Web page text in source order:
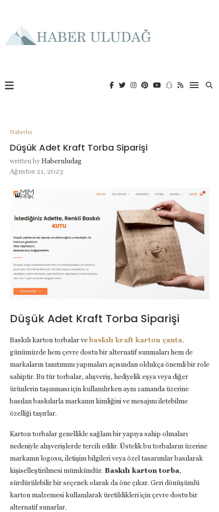
Haberler
Düşük Adet Kraft Torba Siparişi
written byHaberuludag
Ağustos 21, 2023
Düşük Adet Kraft Torba Siparişi
Baskılı karton torbalar vebaskılı kraft karton çanta,
günümüzde hem çevre dostu bir alternatif sunmaları hem de
markaların tanıtımını yapmaları açısından oldukça önemli bir role
sahiptir. Bu tür torbalar, alışveriş, hediyelik eşya veya diğer
ürünlerin taşınması için kullanılırken aynı zamanda üzerine
basılan baskılarla markanın kimliğini ve mesajını iletebilme
özelliği taşırlar.
Karton torbalar genellikle sağlam bir yapıya sahip olmaları
nedeniyle alışverişlerde tercih edilir. Üstelik bu torbaların üzerine
markanın logosu, iletişim bilgileri veya özel tasarımlar basılarak
kişiselleştirilmesi mümkündür. Baskılı karton torba,
sürdürülebilir bir seçenek olarak da öne çıkar. Geri dönüşümlü
karton malzemesi kullanılarak üretildikleri için çevre dostu bir
alternatif sunarlar.